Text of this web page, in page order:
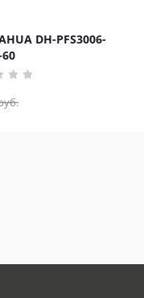
DH-PFS3006-
60